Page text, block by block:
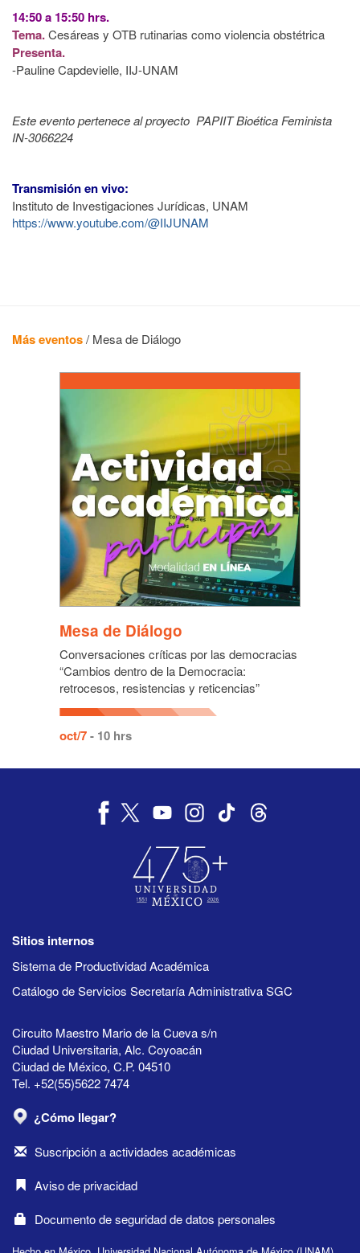
14:50 a 15:50 hrs.
Tema.Cesáreas y OTB rutinarias como violencia obstétrica
Presenta.
-Pauline Capdevielle, IIJ-UNAM
Este evento pertenece al proyecto PAPIIT Bioética Feminista
IN-3066224
Transmisión en vivo:
Instituto de Investigaciones Jurídicas, UNAM
https://www.youtube.com/@IIJUNAM
Más eventos/ Mesa de Diálogo
Mesa de Diálogo
Conversaciones críticas por las democracias
“Cambios dentro de la Democracia:
retrocesos, resistencias y reticencias”
oct/7- 10 hrs
Sitios internos
Sistema de Productividad Académica
Catálogo de Servicios Secretaría Administrativa SGC
Circuito Maestro Mario de la Cueva s/n
Ciudad Universitaria, Alc. Coyoacán
Ciudad de México, C.P. 04510
Tel. +52(55)5622 7474
¿Cómo llegar?
Suscripción a actividades académicas
Aviso de privacidad
Documento de seguridad de datos personales